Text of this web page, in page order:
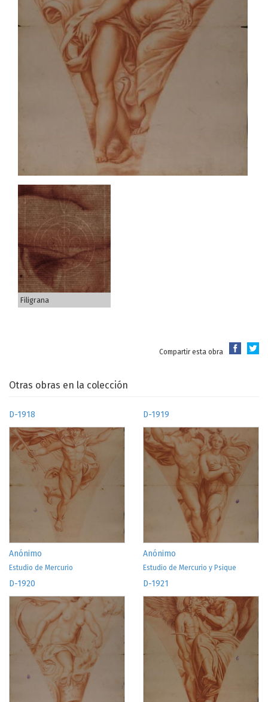
Filigrana
Compartir esta obra
Otras obras en la colección
D-1918
Anónimo
Estudio de Mercurio
D-1919
Anónimo
Estudio de Mercurio y Psique
D-1920 D-1921